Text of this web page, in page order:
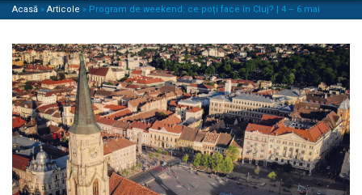
Acasă » Articole » Program de weekend: ce poți face în Cluj? | 4 – 6 mai